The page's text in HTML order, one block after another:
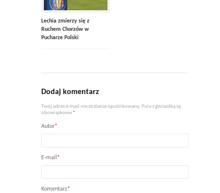
Lechia zmierzy się z
Ruchem Chorzów w
Pucharze Polski
Dodaj komentarz
Twój adres e-mail nie zostanie opublikowany. Pola z gwiazdką są
obowiązkowe *
Autor*
E-mail *
Komentarz*